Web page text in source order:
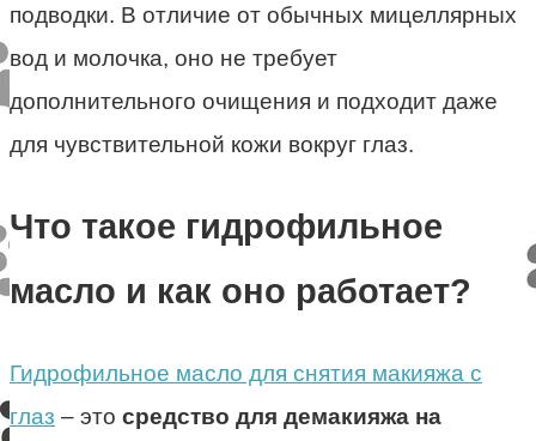
подводки. В отличие от обычных мицеллярных
вод и молочка, оно не требует
дополнительного очищения и подходит даже
для чувствительной кожи вокруг глаз.
Что такое гидрофильное
масло и как оно работает?
Гидрофильное масло для снятия макияжа с
глаз – это средство для демакияжа на